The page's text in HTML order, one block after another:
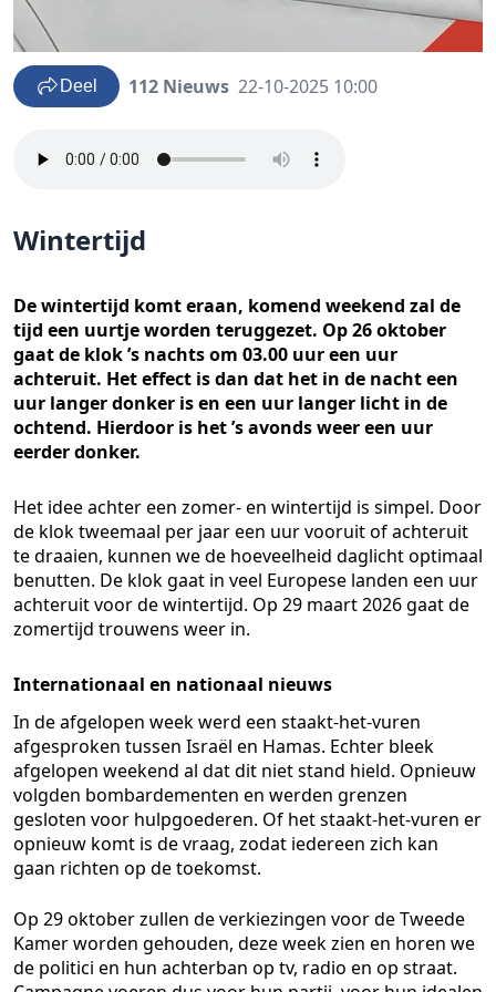
Deel 112 Nieuws 22-10-2025 10:00
Wintertijd
De wintertijd komt eraan, komend weekend zal de
tijd een uurtje worden teruggezet. Op 26 oktober
gaat de klok ’s nachts om 03.00 uur een uur
achteruit. Het effect is dan dat het in de nacht een
uur langer donker is en een uur langer licht in de
ochtend. Hierdoor is het ’s avonds weer een uur
eerder donker.
Het idee achter een zomer- en wintertijd is simpel. Door
de klok tweemaal per jaar een uur vooruit of achteruit
te draaien, kunnen we de hoeveelheid daglicht optimaal
benutten. De klok gaat in veel Europese landen een uur
achteruit voor de wintertijd. Op 29 maart 2026 gaat de
zomertijd trouwens weer in.
Internationaal en nationaal nieuws
In de afgelopen week werd een staakt-het-vuren
afgesproken tussen Israël en Hamas. Echter bleek
afgelopen weekend al dat dit niet stand hield. Opnieuw
volgden bombardementen en werden grenzen
gesloten voor hulpgoederen. Of het staakt-het-vuren er
opnieuw komt is de vraag, zodat iedereen zich kan
gaan richten op de toekomst.
Op 29 oktober zullen de verkiezingen voor de Tweede
Kamer worden gehouden, deze week zien en horen we
de politici en hun achterban op tv, radio en op straat.